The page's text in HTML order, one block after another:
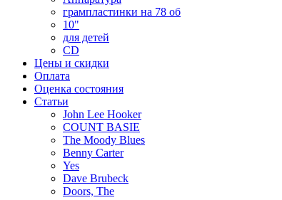
грампластинки на 78 об
10"
для детей
CD
Цены и скидки
Оплата
Оценка состояния
Статьи
John Lee Hooker
COUNT BASIE
The Moody Blues
Benny Carter
Yes
Dave Brubeck
Doors, The